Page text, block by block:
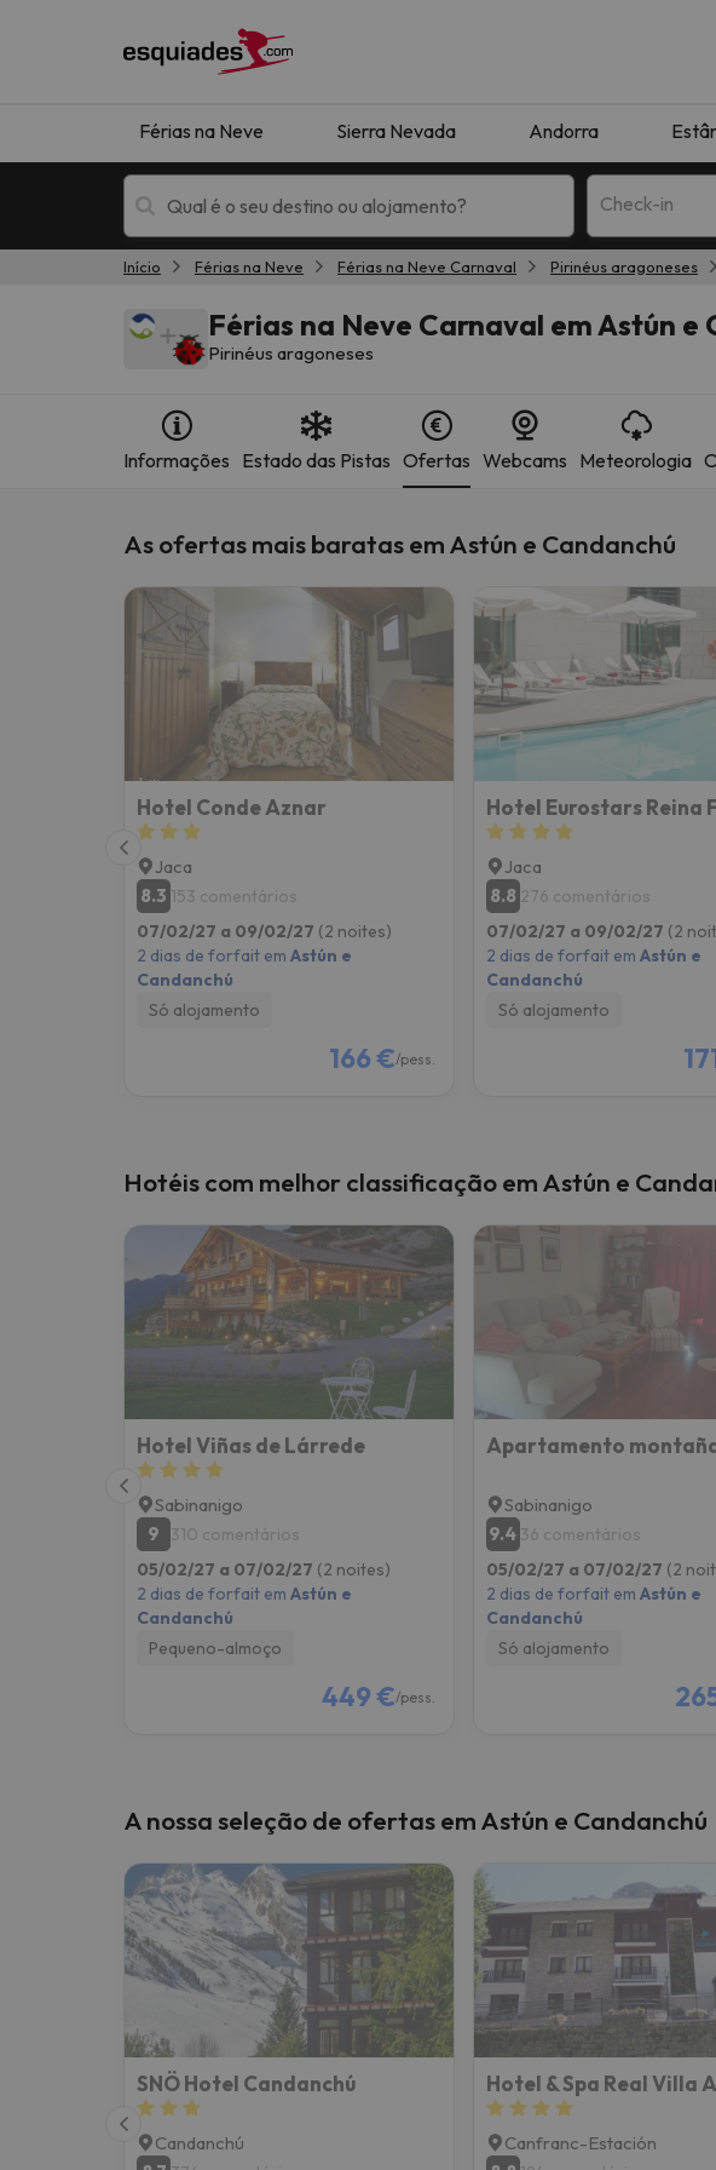
Férias na Neve Sierra Nevada Andorra
Check-in
Férias na neve Hotéis de montanha
Bem, parece que o nosso Seeker perdeu o seu caminho. Assim
Início Férias na Neve Férias na Neve Carnaval Pirinéus aragoneses
Férias na Neve Carnaval em Astún e
Pirinéus aragoneses
Informações Estado das Pistas Ofertas Webcams Meteorologia
As ofertas mais baratas em Astún e Candanchú
Hotel Conde Aznar
Jaca
8.3 153 comentários
07/02/27 a 09/02/27 (2 noites)
2 dias de forfait em Astún e
Candanchú
Só alojamento
166 €/pess.
Hotel Eurostars Reina
Jaca
8.8 276 comentários
07/02/27 a 09/02/27 (2
2 dias de forfait em Astún e
Candanchú
Só alojamento
Hotéis com melhor classificação em Astún e
Hotel Viñas de Lárrede
Sabinanigo
9
310 comentários
05/02/27 a 07/02/27 (2 noites)
2 dias de forfait em Astún e
Candanchú
Pequeno-almoço
449 €/pess.
Apartamento
Sabinanigo
9.4 36 comentários
05/02/27 a 07/02/27 (2
2 dias de forfait em Astún e
Candanchú
Só alojamento
A nossa seleção de ofertas em Astún e Candanchú
SNÖ Hotel Candanchú
Candanchú
Hotel & Spa Real Villa
Canfranc-Estación